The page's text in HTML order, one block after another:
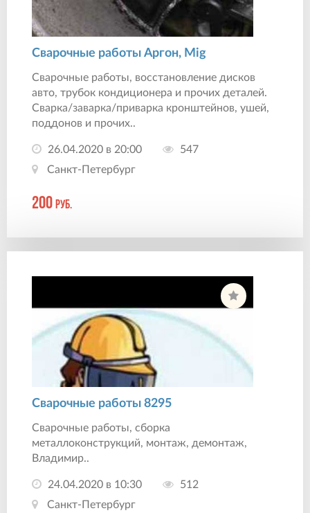
Сварочные работы Аргон, Mig
Сварочные работы, восстановление дисков
авто, трубок кондиционера и прочих деталей.
Сварка/заварка/приварка кронштейнов, ушей,
поддонов и прочих..
26.04.2020 в 20:00
547
Санкт-Петербург
200 руб.
Сварочные работы 8295
Сварочные работы, сборка
металлоконструкций, монтаж, демонтаж,
Владимир..
24.04.2020 в 10:30
512
Санкт-Петербург